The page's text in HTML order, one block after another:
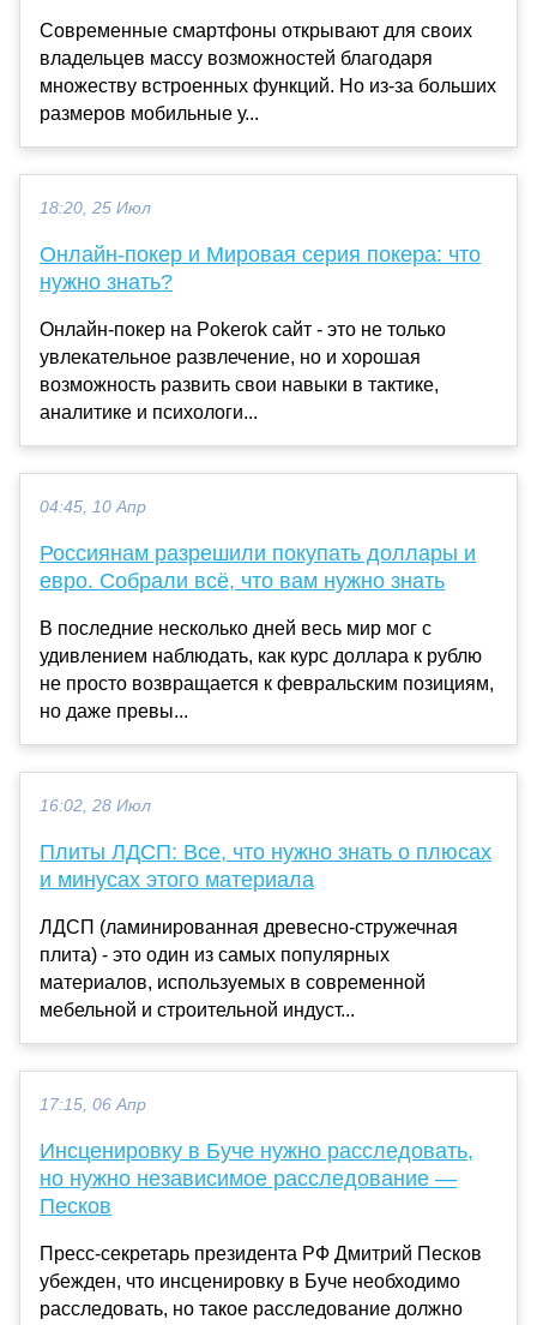
Современные смартфоны открывают для своих
владельцев массу возможностей благодаря
множеству встроенных функций. Но из-за больших
размеров мобильные у...
18:20, 25 Июл
Онлайн-покер и Мировая серия покера: что
нужно знать?
Онлайн-покер на Pokerok сайт - это не только
увлекательное развлечение, но и хорошая
возможность развить свои навыки в тактике,
аналитике и психологи...
04:45, 10 Апр
Россиянам разрешили покупать доллары и
евро. Собрали всё, что вам нужно знать
В последние несколько дней весь мир мог с
удивлением наблюдать, как курс доллара к рублю
не просто возвращается к февральским позициям,
но даже превы...
16:02, 28 Июл
Плиты ЛДСП: Все, что нужно знать о плюсах
и минусах этого материала
ЛДСП (ламинированная древесно-стружечная
плита) - это один из самых популярных
материалов, используемых в современной
мебельной и строительной индуст...
17:15, 06 Апр
Инсценировку в Буче нужно расследовать,
но нужно независимое расследование —
Песков
Пресс-секретарь президента РФ Дмитрий Песков
убежден, что инсценировку в Буче необходимо
расследовать, но такое расследование должно